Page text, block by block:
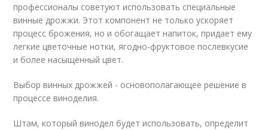
профессионалы советуют использовать специальные
винные дрожжи. Этот компонент не только ускоряет
процесс брожения, но и обогащает напиток, придает ему
легкие цветочные нотки, ягодно-фруктовое послевкусие
и более насыщенный цвет.
Выбор винных дрожжей - основополагающее решение в
процессе виноделия.
Штам, который винодел будет использовать, определит